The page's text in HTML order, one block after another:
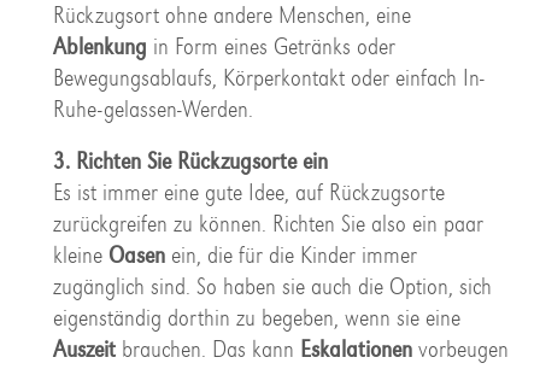
Rückzugsort ohne andere Menschen, eine
Ablenkung in Form eines Getränks oder
Bewegungsablaufs, Körperkontakt oder einfach In-
Ruhe-gelassen-Werden.
3. Richten Sie Rückzugsorte ein
Es ist immer eine gute Idee, auf Rückzugsorte
zurückgreifen zu können. Richten Sie also ein paar
kleine Oasenein, die für die Kinder immer
zugänglich sind. So haben sie auch die Option, sich
eigenständig dorthin zu begeben, wenn sie eine
Auszeitbrauchen. Das kann Eskalationenvorbeugen